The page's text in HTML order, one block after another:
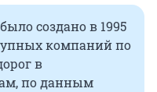
создано в 1995
компаний по
в
по данным